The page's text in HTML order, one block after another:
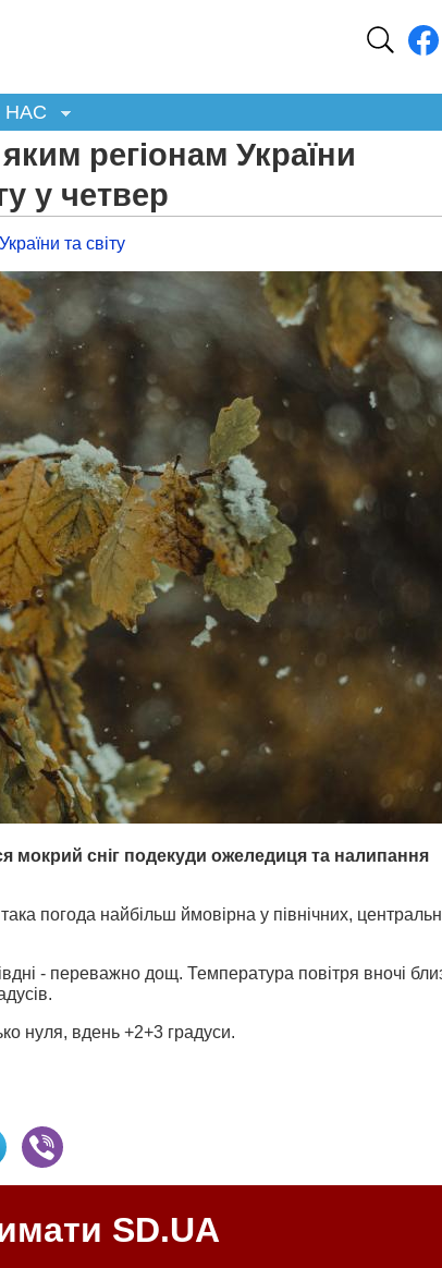
НАС
регіонам України
у четвер
та світу
мокрий сніг подекуди ожеледиця та налипання
погода найбільш ймовірна у північних,
- переважно дощ. Температура повітря вночі
нуля, вдень +2+3 градуси.
SD.UA